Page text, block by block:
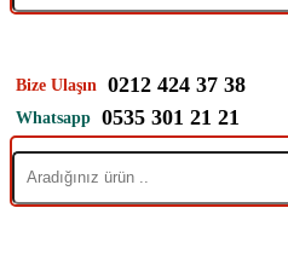
Bize Ulaşın 0212 424 37 38
Whatsapp 0535 301 21 21